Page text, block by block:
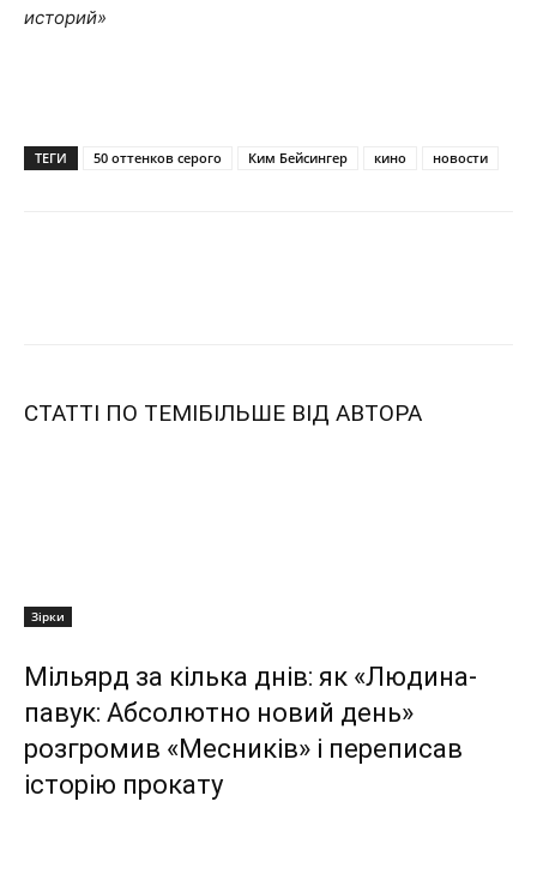
историй»
ТЕГИ 50 оттенков серого Ким Бейсингер кино новости
СТАТТІ ПО ТЕМІБІЛЬШЕ ВІД АВТОРА
Зірки
Мільярд за кілька днів: як «Людина-
павук: Абсолютно новий день»
розгромив «Месників» і переписав
історію прокату